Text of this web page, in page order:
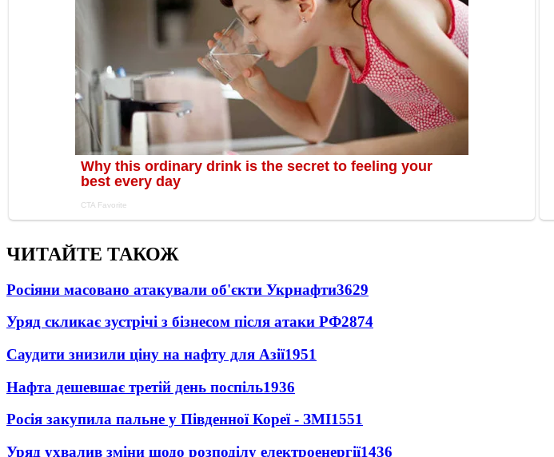
ЧИТАЙТЕ ТАКОЖ
Росіяни масовано атакували об'єкти Укрнафти3629
Уряд скликає зустрічі з бізнесом після атаки РФ2874
Саудити знизили ціну на нафту для Азії1951
Нафта дешевшає третій день поспіль1936
Росія закупила пальне у Південної Кореї - ЗМІ1551
Уряд ухвалив зміни щодо розподілу електроенергії1436